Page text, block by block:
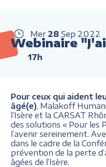
Mer 28 Sep 2022
Webinaire
17h
Pour ceux qui aident
âgé(e) , Malakoff
l’Isère et la CARSAT
des solutions « Pour les
l’avenir sereinement.
dans le cadre de la
prévention de la perte
âgées de l’Isère.